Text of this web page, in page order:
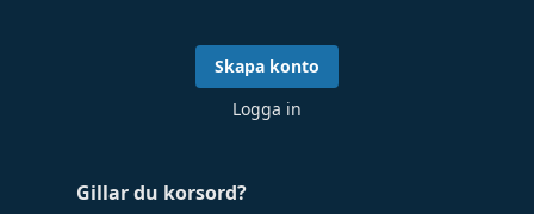
Gillar du korsord?
Skapa konto
Logga in